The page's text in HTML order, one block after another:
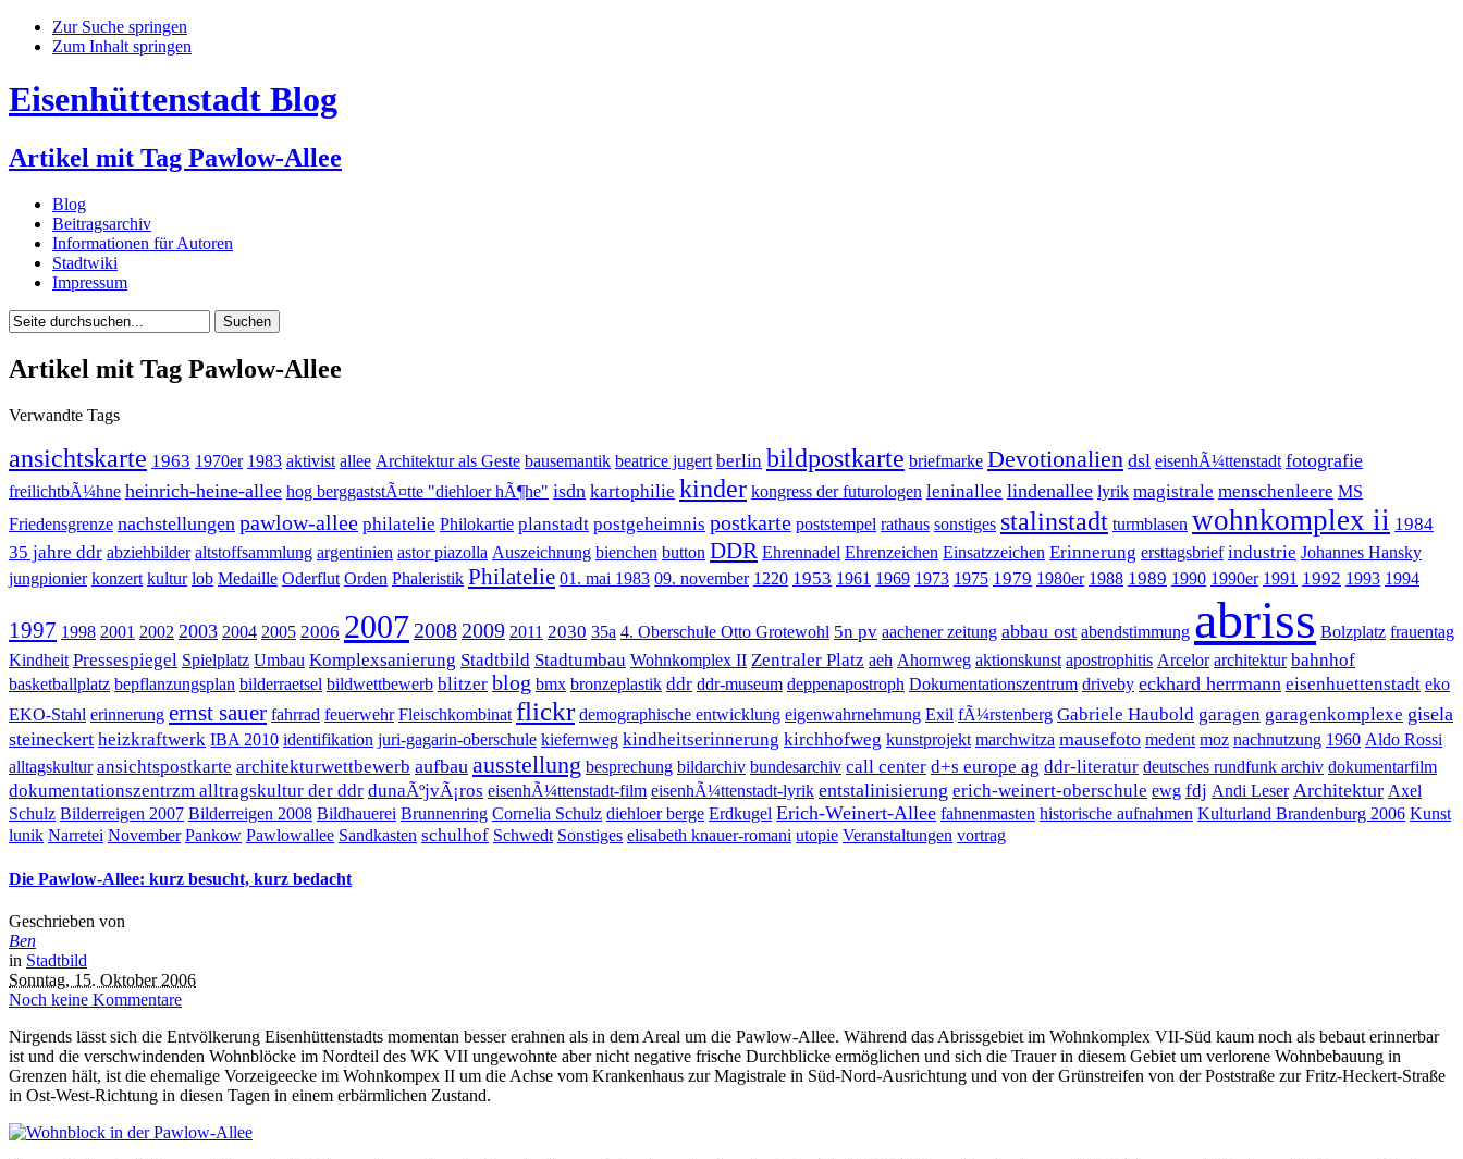
Zur Suche springen
Zum Inhalt springen
Eisenhüttenstadt Blog
Artikel mit Tag Pawlow-Allee
Blog
Beitragsarchiv
Informationen für Autoren
Stadtwiki
Impressum
Artikel mit Tag Pawlow-Allee
Verwandte Tags
ansichtskarte 1963 1970er 1983 aktivist allee Architektur als Geste bausemantik beatrice jugert berlin bildpostkarte briefmarke Devotionalien dsl eisenhÃ¼ttenstadt fotografie
freilichtbÃ¼hne heinrich-heine-allee hog berggaststÃ¤tte "diehloer hÃ¶he" isdn kartophilie kinder kongress der futurologen leninallee lindenallee lyrik magistrale menschenleere MS
Friedensgrenze nachstellungen pawlow-allee philatelie Philokartie planstadt postgeheimnis postkarte poststempel rathaus sonstiges stalinstadt turmblasen wohnkomplex ii 1984
35 jahre ddr abziehbilder altstoffsammlung argentinien astor piazolla Auszeichnung bienchen button DDR Ehrennadel Ehrenzeichen Einsatzzeichen Erinnerung ersttagsbrief industrie Johannes Hansky
jungpionier konzert kultur lob Medaille Oderflut Orden Phaleristik Philatelie 01. mai 1983 09. november 1220 1953 1961 1969 1973 1975 1979 1980er 1988 1989 1990 1990er 1991 1992 1993 1994
1997 1998 2001 2002 2003 2004 2005 2006 2007 2008 2009 2011 2030 35a 4. Oberschule Otto Grotewohl 5n pv aachener zeitung abbau ost abendstimmung abriss Bolzplatz frauentag
Kindheit Pressespiegel Spielplatz Umbau Komplexsanierung Stadtbild Stadtumbau Wohnkomplex II Zentraler Platz aeh Ahornweg aktionskunst apostrophitis Arcelor architektur bahnhof
basketballplatz bepflanzungsplan bilderraetsel bildwettbewerb blitzer blog bmx bronzeplastik ddr ddr-museum deppenapostroph Dokumentationszentrum driveby eckhard herrmann eisenhuettenstadt eko
EKO-Stahl erinnerung ernst sauer fahrrad feuerwehr Fleischkombinat flickr demographische entwicklung eigenwahrnehmung Exil fÃ¼rstenberg Gabriele Haubold garagen garagenkomplexe gisela
steineckert heizkraftwerk IBA 2010 identifikation juri-gagarin-oberschule kiefernweg kindheitserinnerung kirchhofweg kunstprojekt marchwitza mausefoto medent moz nachnutzung 1960 Aldo Rossi
alltagskultur ansichtspostkarte architekturwettbewerb aufbau ausstellung besprechung bildarchiv bundesarchiv call center d+s europe ag ddr-literatur deutsches rundfunk archiv dokumentarfilm
dokumentationszentrzm alltragskultur der ddr dunaÃºjvÃ¡ros eisenhÃ¼ttenstadt-film eisenhÃ¼ttenstadt-lyrik entstalinisierung erich-weinert-oberschule ewg fdj Andi Leser Architektur Axel
Schulz Bilderreigen 2007 Bilderreigen 2008 Bildhauerei Brunnenring Cornelia Schulz diehloer berge Erdkugel Erich-Weinert-Allee fahnenmasten historische aufnahmen Kulturland Brandenburg 2006 Kunst
lunik Narretei November Pankow Pawlowallee Sandkasten schulhof Schwedt Sonstiges elisabeth knauer-romani utopie Veranstaltungen vortrag
Die Pawlow-Allee: kurz besucht, kurz bedacht
Geschrieben von
Ben
in Stadtbild
Sonntag, 15. Oktober 2006
Noch keine Kommentare
Nirgends lässt sich die Entvölkerung Eisenhüttenstadts momentan besser erahnen als in dem Areal um die Pawlow-Allee. Während das Abrissgebiet im Wohnkomplex VII-Süd kaum noch als bebaut erinnerbar
ist und die verschwindenden Wohnblöcke im Nordteil des WK VII ungewohnte aber nicht negative frische Durchblicke ermöglichen und sich die Trauer in diesem Gebiet um verlorene Wohnbebauung in
Grenzen hält, ist die ehemalige Vorzeigeecke im Wohnkompex II um die Achse vom Krankenhaus zur Magistrale in Süd-Nord-Ausrichtung und von der Grünstreifen von der Poststraße zur Fritz-Heckert-Straße
in Ost-West-Richtung in diesen Tagen in einem erbärmlichen Zustand.